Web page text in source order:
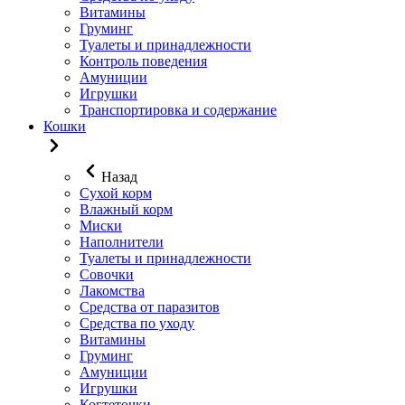
Витамины
Груминг
Туалеты и принадлежности
Контроль поведения
Амуниции
Игрушки
Транспортировка и содержание
Кошки
Назад
Сухой корм
Влажный корм
Миски
Наполнители
Туалеты и принадлежности
Совочки
Лакомства
Средства от паразитов
Средства по уходу
Витамины
Груминг
Амуниции
Игрушки